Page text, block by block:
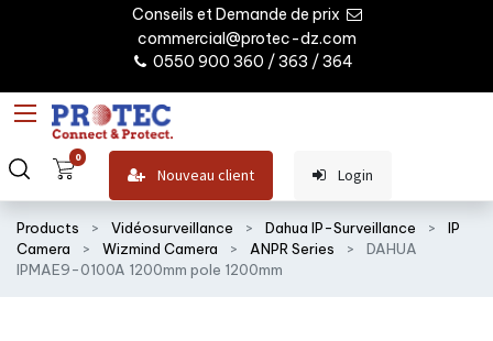
Conseils et Demande de prix
commercial@protec-dz.com
0550 900 360 / 363 / 364
0
Nouveau client Login
Products Vidéosurveillance Dahua IP-Surveillance
IP
Camera
Wizmind Camera ANPR Series
DAHUA
IPMAE9-0100A 1200mm pole 1200mm